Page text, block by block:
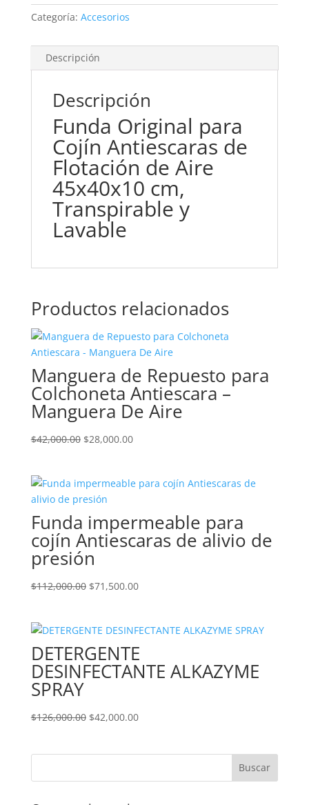
Flotación
de
45x40x10
cm
Categoría: Accesorios
Descripción
Descripción
Funda Original para
Cojín Antiescaras de
Flotación de Aire
45x40x10 cm,
Transpirable y
Lavable
Productos relacionados
Manguera de Repuesto para
Colchoneta Antiescara –
Manguera De Aire
$42,000.00 El
era:
$42,000.00.
$28,000.00El
es:
Funda impermeable para
cojín Antiescaras de alivio de
presión
$112,000.00 El
era:
$112,000.00.
$71,500.00El
es:
$71,500.00.
DETERGENTE
DESINFECTANTE ALKAZYME
SPRAY
$126,000.00 El
$126,000.00.
$42,000.00El
$42,000.00.